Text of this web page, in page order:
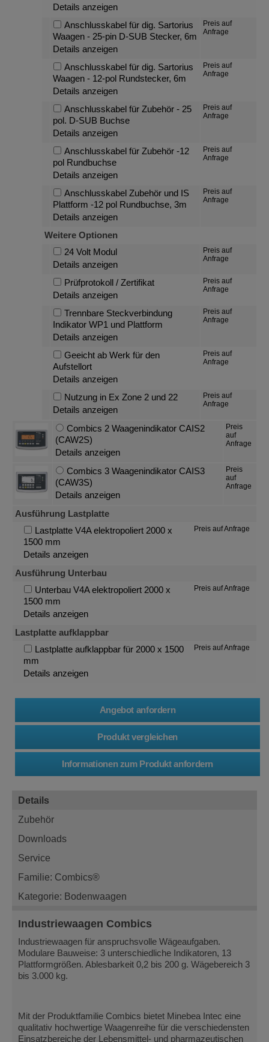
Details anzeigen
Anschlusskabel für dig. Sartorius
Waagen - 25-pin D-SUB Stecker, 6m
Details anzeigen
Preis auf
Anfrage
Anschlusskabel für dig. Sartorius
Waagen - 12-pol Rundstecker, 6m
Details anzeigen
Preis auf
Anfrage
Anschlusskabel für Zubehör - 25
pol. D-SUB Buchse
Details anzeigen
Preis auf
Anfrage
Anschlusskabel für Zubehör -12
pol Rundbuchse
Details anzeigen
Preis auf
Anfrage
Anschlusskabel Zubehör und IS
Plattform -12 pol Rundbuchse, 3m
Details anzeigen
Preis auf
Anfrage
Weitere Optionen
24 Volt Modul
Details anzeigen
Preis auf
Anfrage
Prüfprotokoll / Zertifikat
Details anzeigen
Preis auf
Anfrage
Trennbare Steckverbindung
Indikator WP1 und Plattform
Details anzeigen
Preis auf
Anfrage
Geeicht ab Werk für den
Aufstellort
Details anzeigen
Preis auf
Anfrage
Nutzung in Ex Zone 2 und 22
Details anzeigen
Preis auf
Anfrage
Combics 2 Waagenindikator CAIS2
(CAW2S)
Details anzeigen
Preis
auf
Anfrage
Combics 3 Waagenindikator CAIS3
(CAW3S)
Details anzeigen
Preis
auf
Anfrage
Ausführung Lastplatte
Lastplatte V4A elektropoliert 2000 x
1500 mm
Details anzeigen
Preis auf Anfrage
Ausführung Unterbau
Unterbau V4A elektropoliert 2000 x
1500 mm
Details anzeigen
Preis auf Anfrage
Lastplatte aufklappbar
Lastplatte aufklappbar für 2000 x 1500
mm
Details anzeigen
Preis auf Anfrage
Details
Zubehör
Downloads
Service
Familie: Combics®
Kategorie: Bodenwaagen
Industriewaagen Combics
Industriewaagen für anspruchsvolle Wägeaufgaben.
Modulare Bauweise: 3 unterschiedliche Indikatoren, 13
Plattformgrößen. Ablesbarkeit 0,2 bis 200 g. Wägebereich 3
bis 3.000 kg.
Mit der Produktfamilie Combics bietet Minebea Intec eine
qualitativ hochwertige Waagenreihe für die verschiedensten
Einsatzbereiche der Lebensmittel- und pharmazeutischen